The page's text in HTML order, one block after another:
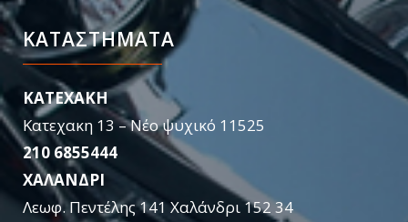
ΚΑΤΑΣΤΉΜΑΤΑ
KATEXAKH
Κατεχακη 13 – Νέο ψυχικό 11525
210 6855444
ΧΑΛΑΝΔΡΙ
Λεωφ. Πεντέλης 141 Χαλάνδρι 152 34